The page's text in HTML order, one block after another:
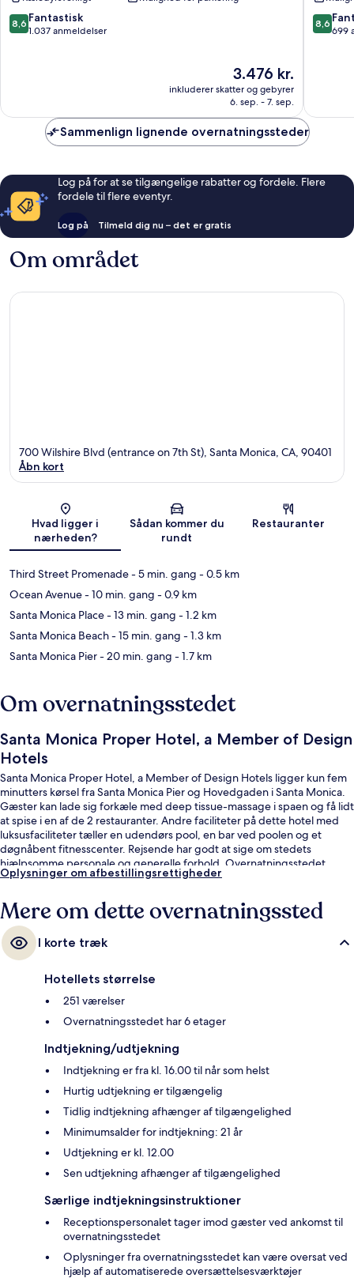
8.6
ud
8,6 Fantastisk
1.037 anmeldelser
Prisen
er
3.476 kr.
3.476 kr.
inkluderer skatter og gebyrer
6. sep. - 7. sep.
Ocean
Park
8.6
ud
8,6
699
Sammenlign lignende overnatningssteder
Log på for at se tilgængelige rabatter og fordele. Flere
fordele til flere eventyr.
Log på Tilmeld dig nu – det er gratis
Om området
Kort
700 Wilshire Blvd (entrance on 7th St), Santa Monica, CA, 90401
Åbn kort
Hvad ligger i
nærheden?
Sådan kommer du
rundt
Restauranter
Third Street Promenade- 5 min. gang - 0.5 km
Ocean Avenue- 10 min. gang - 0.9 km
Santa Monica Place- 13 min. gang - 1.2 km
Santa Monica Beach- 15 min. gang - 1.3 km
Santa Monica Pier- 20 min. gang - 1.7 km
Om overnatningsstedet
Santa Monica Proper Hotel, a Member of Design
Hotels
Santa Monica Proper Hotel, a Member of Design Hotels ligger kun fem
minutters kørsel fra Santa Monica Pier og Hovedgaden i Santa Monica.
Gæster kan lade sig forkæle med deep tissue-massage i spaen og få lidt
at spise i en af de 2 restauranter. Andre faciliteter på dette hotel med
luksusfaciliteter tæller en udendørs pool, en bar ved poolen og et
døgnåbent fitnesscenter. Rejsende har godt at sige om stedets
hjælpsomme personale og generelle forhold. Overnatningsstedet
ligger kun en kort gåtur fra offentlig transport: Downtown Santa Monica
Oplysninger om afbestillingsrettigheder
Mere om dette overnatningssted
I korte træk
Hotellets størrelse
251 værelser
Overnatningsstedet har 6 etager
Indtjekning/udtjekning
Indtjekning er fra kl. 16.00 til når som helst
Hurtig udtjekning er tilgængelig
Tidlig indtjekning afhænger af tilgængelighed
Minimumsalder for indtjekning: 21 år
Udtjekning er kl. 12.00
Sen udtjekning afhænger af tilgængelighed
Særlige indtjekningsinstruktioner
Receptionspersonalet tager imod gæster ved ankomst til
overnatningsstedet
Oplysninger fra overnatningsstedet kan være oversat ved
hjælp af automatiserede oversættelsesværktøjer